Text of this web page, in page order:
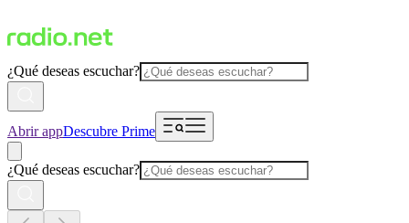
¿Qué deseas escuchar?
Abrir appDescubre Prime
¿Qué deseas escuchar?